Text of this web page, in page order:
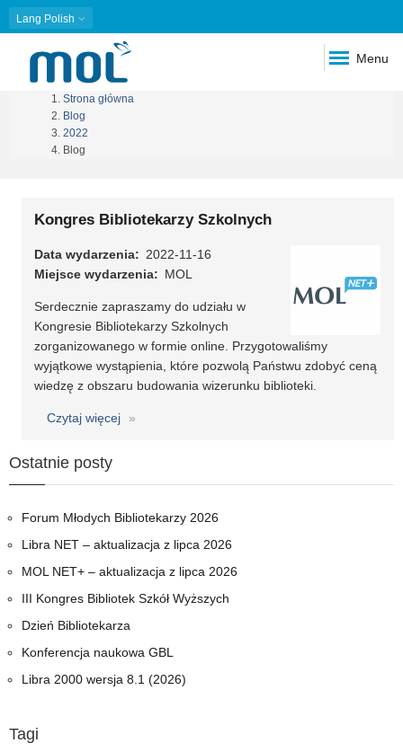
Lang Polish
Menu
Ścieżka
nawigacyjna
Strona główna
Blog
2022
Blog
Kongres Bibliotekarzy Szkolnych
Data wydarzenia
2022-11-16
Miejsce wydarzenia
MOL
Serdecznie zapraszamy do udziału w
Kongresie Bibliotekarzy Szkolnych
zorganizowanego w formie online. Przygotowaliśmy
wyjątkowe wystąpienia, które pozwolą Państwu zdobyć ceną
wiedzę z obszaru budowania wizerunku biblioteki.
Czytaj więcej
o
Ostatnie posty
Forum Młodych Bibliotekarzy 2026
Libra NET – aktualizacja z lipca 2026
MOL NET+ – aktualizacja z lipca 2026
III Kongres Bibliotek Szkół Wyższych
Dzień Bibliotekarza
Konferencja naukowa GBL
Libra 2000 wersja 8.1 (2026)
Tagi